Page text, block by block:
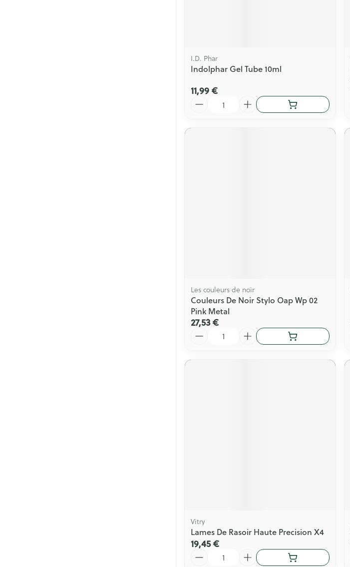
I.D. Phar
Indolphar Gel Tube 10ml
11,99 €
Quantité
Les couleurs de noir
Couleurs De Noir Stylo Oap Wp 02
Pink Metal
27,53 €
Quantité
Vitry
Lames De Rasoir Haute Precision X4
19,45 €
Quantité